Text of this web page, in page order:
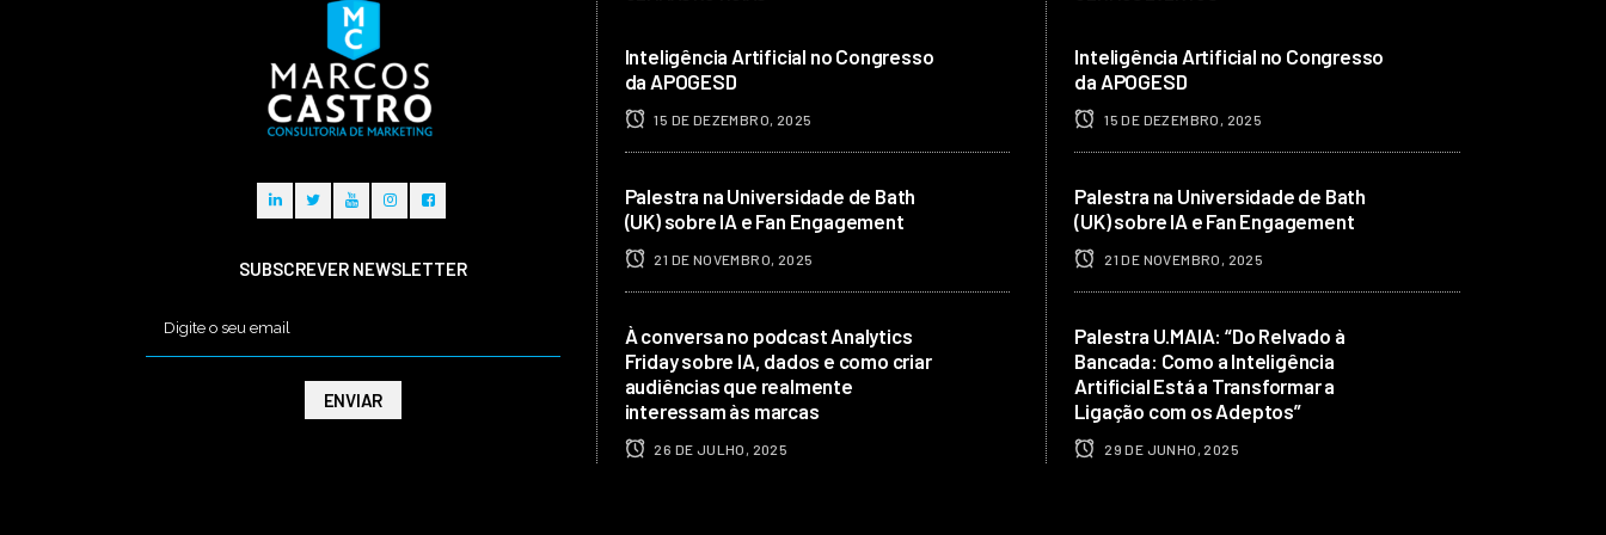
SUBSCREVER NEWSLETTER
Inteligência Artificial no Congresso
da APOGESD
15 DE DEZEMBRO, 2025
Palestra na Universidade de Bath
(UK) sobre IA e Fan Engagement
21 DE NOVEMBRO, 2025
À conversa no podcast Analytics
Friday sobre IA, dados e como criar
audiências que realmente
interessam às marcas
26 DE JULHO, 2025
Inteligência Artificial no Congresso
da APOGESD
15 DE DEZEMBRO, 2025
Palestra na Universidade de Bath
(UK) sobre IA e Fan Engagement
21 DE NOVEMBRO, 2025
Palestra U.MAIA: “Do Relvado à
Bancada: Como a Inteligência
Artificial Está a Transformar a
Ligação com os Adeptos”
29 DE JUNHO, 2025